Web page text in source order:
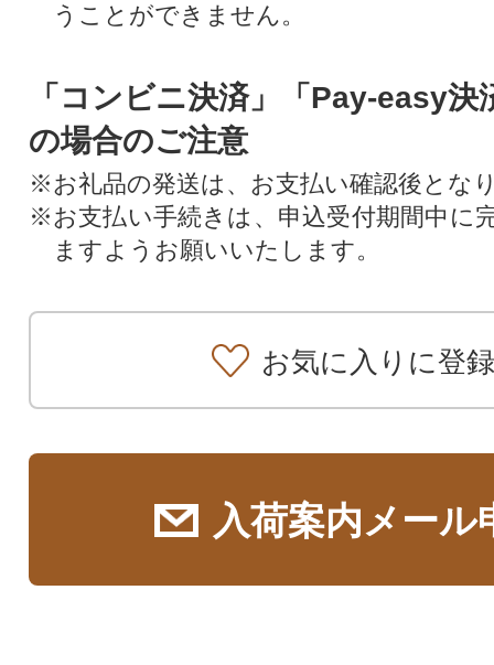
うことができません。
「コンビニ決済」「Pay-easy決
の場合のご注意
※お礼品の発送は、お支払い確認後とな
※お支払い手続きは、申込受付期間中に
ますようお願いいたします。
お気に入りに登録
入荷案内メール